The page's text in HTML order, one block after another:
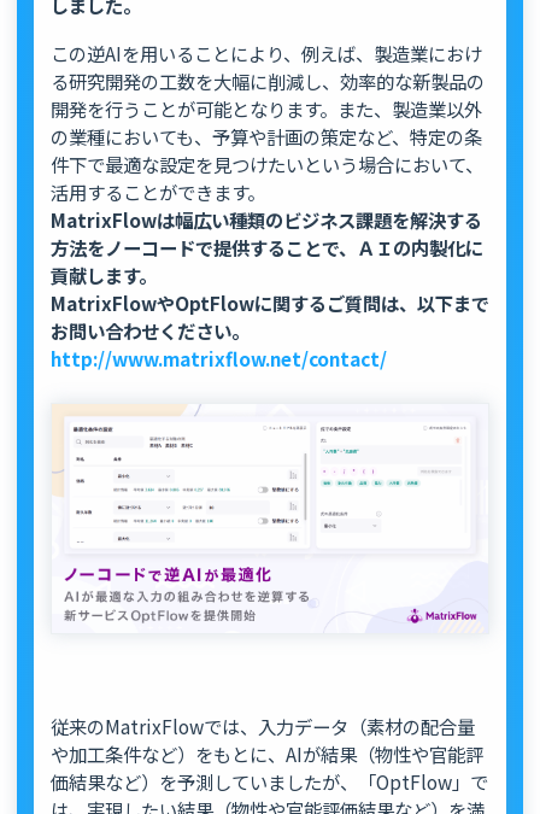
しました。
この逆AIを用いることにより、例えば、製造業におけ
る研究開発の工数を大幅に削減し、効率的な新製品の
開発を行うことが可能となります。また、製造業以外
の業種においても、予算や計画の策定など、特定の条
件下で最適な設定を見つけたいという場合において、
活用することができます。
MatrixFlowは幅広い種類のビジネス課題を解決する
方法をノーコードで提供することで、ＡＩの内製化に
貢献します。
MatrixFlowやOptFlowに関するご質問は、以下まで
お問い合わせください。
http://www.matrixflow.net/contact/
従来のMatrixFlowでは、入力データ（素材の配合量
や加工条件など）をもとに、AIが結果（物性や官能評
価結果など）を予測していましたが、「OptFlow」で